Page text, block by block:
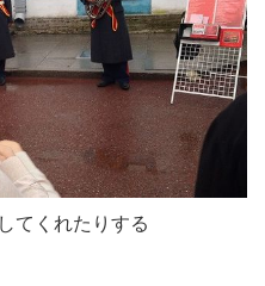
てくれたりする